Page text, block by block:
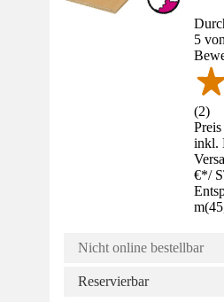
5
(2)
inkl.
€*/
m(
Nicht online bestellbar
Reservierbar